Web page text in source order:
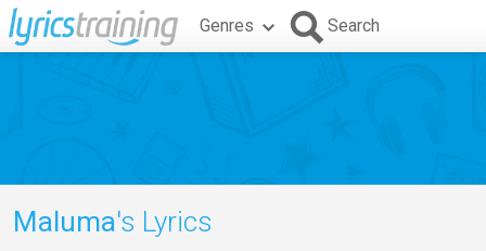
Genres Search
Maluma's Lyrics